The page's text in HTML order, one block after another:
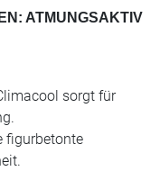
ATMUNGSAKTIV
sorgt für
figurbetonte